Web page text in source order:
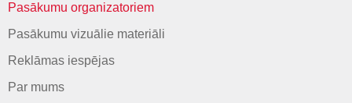
Pasākumu organizatoriem
Pasākumu vizuālie materiāli
Reklāmas iespējas
Par mums